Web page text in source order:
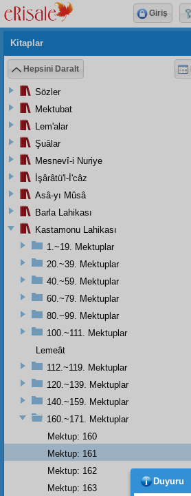
Kitaplar
Hepsini Daralt
Sözler
Mektubat
Lem'alar
Şuâlar
Mesnevî-i Nuriye
İşârâtü'l-İ'câz
Asâ-yı Mûsâ
Barla Lahikası
Kastamonu Lahikası
1.~19. Mektuplar
20.~39. Mektuplar
40.~59. Mektuplar
60.~79. Mektuplar
80.~99. Mektuplar
100.~111. Mektuplar
Lemeât
112.~119. Mektuplar
120.~139. Mektuplar
140.~159. Mektuplar
160.~171. Mektuplar
Mektup: 160
Mektup: 161
Mektup: 162
Mektup: 163
Giriş
Duyuru